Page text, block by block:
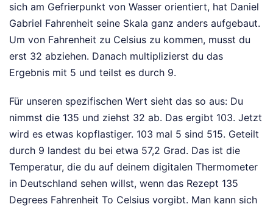
sich am Gefrierpunkt von Wasser orientiert, hat Daniel
Gabriel Fahrenheit seine Skala ganz anders aufgebaut.
Um von Fahrenheit zu Celsius zu kommen, musst du
erst 32 abziehen. Danach multiplizierst du das
Ergebnis mit 5 und teilst es durch 9.
Für unseren spezifischen Wert sieht das so aus: Du
nimmst die 135 und ziehst 32 ab. Das ergibt 103. Jetzt
wird es etwas kopflastiger. 103 mal 5 sind 515. Geteilt
durch 9 landest du bei etwa 57,2 Grad. Das ist die
Temperatur, die du auf deinem digitalen Thermometer
in Deutschland sehen willst, wenn das Rezept 135
Degrees Fahrenheit To Celsius vorgibt. Man kann sich